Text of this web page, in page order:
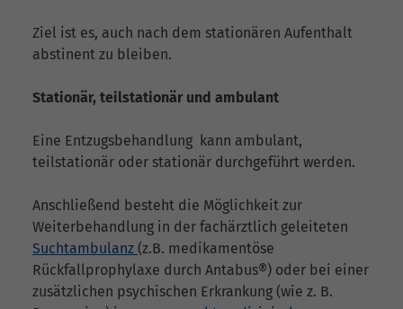
Ziel ist es, auch nach dem stationären Aufenthalt
abstinent zu bleiben.
Stationär, teilstationär und ambulant
Eine Entzugsbehandlung kann ambulant,
teilstationär oder stationär durchgeführt werden.
Anschließend besteht die Möglichkeit zur
Weiterbehandlung in der fachärztlich geleiteten
Suchtambulanz (z.B. medikamentöse
Rückfallprophylaxe durch Antabus®) oder bei einer
zusätzlichen psychischen Erkrankung (wie z. B.